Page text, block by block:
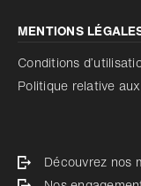
MENTIONS
Conditions
Politique relative
Découvrez nos